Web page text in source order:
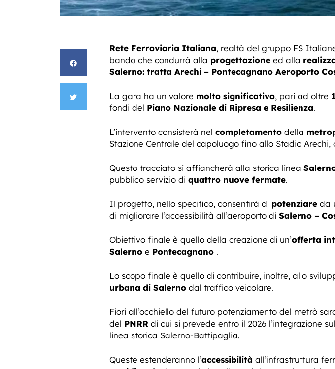
Rete Ferroviaria Italiana, realtà del gruppo FS
bando che condurrà alla progettazione ed alla
Salerno: tratta Arechi – Pontecagnano Aeroporto
La gara ha un valore molto significativo, pari ad oltre
fondi del Piano Nazionale di Ripresa e Resilienza.
L’intervento consisterà nel completamento della
Stazione Centrale del capoluogo fino allo Stadio
Questo tracciato si affiancherà alla storica linea
pubblico servizio di quattro nuove fermate.
Il progetto, nello specifico, consentirà di potenziare da
di migliorare l’accessibilità all’aeroporto di Salerno –
Obiettivo finale è quello della creazione di un’offerta
Salerno e Pontecagnano .
Lo scopo finale è quello di contribuire, inoltre, allo
urbana di Salerno dal traffico veicolare.
Fiori all’occhiello del futuro potenziamento del metrò
del PNRR di cui si prevede entro il 2026 l’integrazione
linea storica Salerno-Battipaglia.
Queste estenderanno l’accessibilità all’infrastruttura